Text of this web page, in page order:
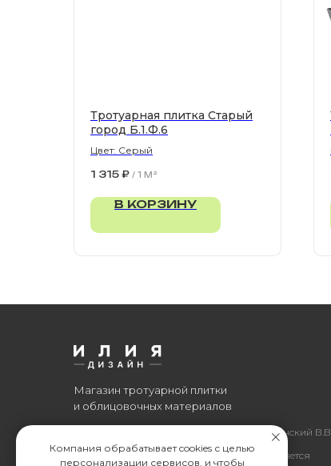
Тротуарная плитка Старый
город Б.1.Ф.6
Цвет: Серый
1 315 ₽ / 1 M²
В КОРЗИНУ
Информация, размещенная на сайте, не является
Все права защищены. © 2006-2026. ИП Ильинский В.В.
Магазин тротуарной плитки
и облицовочных материалов
Компания обрабатывает cookies с целью
персонализации сервисов, и чтобы